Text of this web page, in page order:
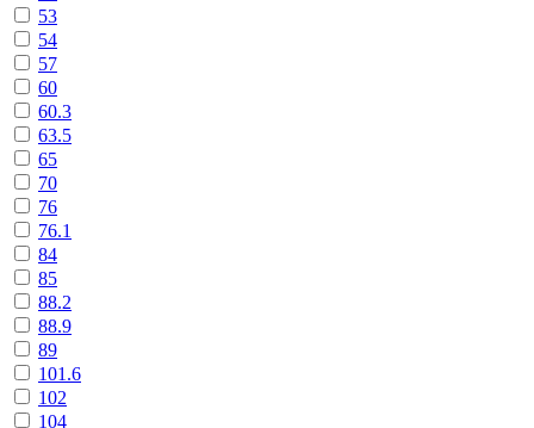
53
54
57
60
60.3
63.5
65
70
76
76.1
84
85
88.2
88.9
89
101.6
102
104